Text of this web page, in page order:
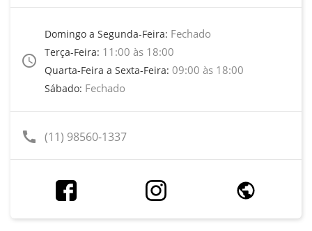
access_time
Domingo a Segunda-Feira: Fechado
Terça-Feira: 11:00 às 18:00
Quarta-Feira a Sexta-Feira: 09:00 às 18:00
Sábado: Fechado
call (11) 98560-1337